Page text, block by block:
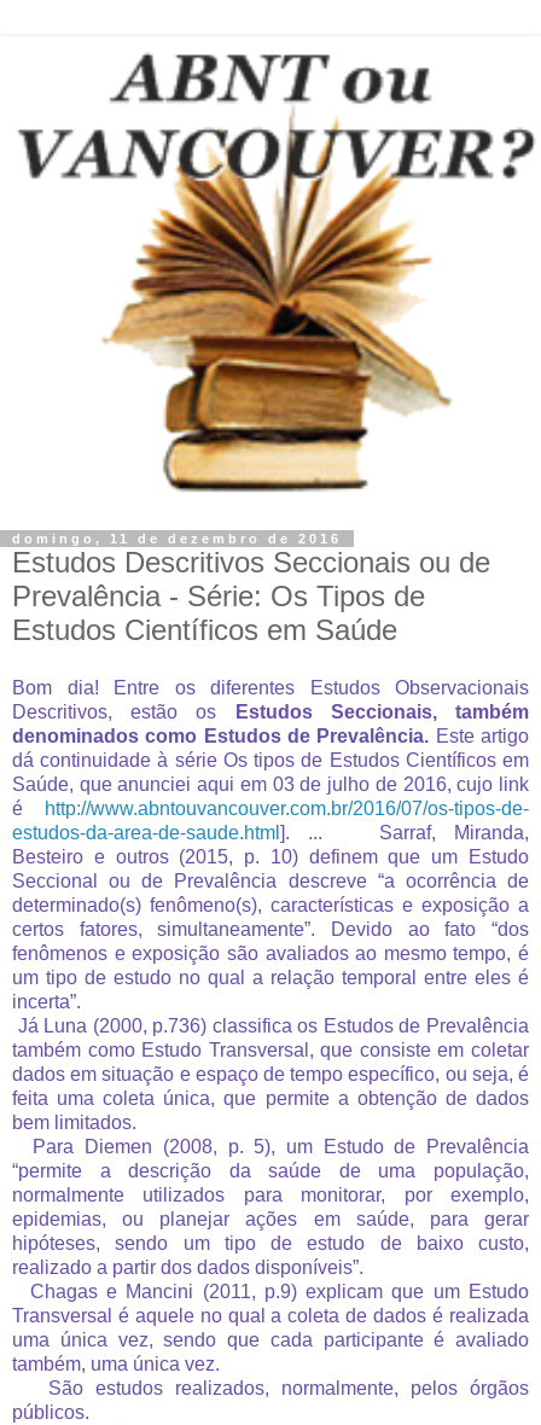
domingo, 11 de dezembro de 2016
Estudos Descritivos Seccionais ou de
Prevalência - Série: Os Tipos de
Estudos Científicos em Saúde
Bom dia! Entre os diferentes Estudos Observacionais
Descritivos, estão os
Estudos Seccionais, também
denominados como Estudos de Prevalência. Este artigo
dá continuidade à série Os tipos de Estudos Científicos em
Saúde, que anunciei aqui em 03 de julho de 2016, cujo link
é
http://www.abntouvancouver.com.br/2016/07/os-tipos-de-
estudos-da-area-de-saude.html ]. ... Sarraf, Miranda,
Besteiro e outros (2015, p. 10) definem que um Estudo
Seccional ou de Prevalência descreve “a ocorrência de
determinado(s) fenômeno(s), características e exposição a
certos fatores, simultaneamente”. Devido ao fato “dos
fenômenos e exposição são avaliados ao mesmo tempo, é
um tipo de estudo no qual a relação temporal entre eles é
incerta”.
Já Luna (2000, p.736) classifica os Estudos de Prevalência
também como Estudo Transversal, que consiste em coletar
dados em situação e espaço de tempo específico, ou seja, é
feita uma coleta única, que permite a obtenção de dados
bem limitados.
Para Diemen (2008, p. 5), um Estudo de Prevalência
“permite a descrição da saúde de uma população,
normalmente utilizados para monitorar, por exemplo,
epidemias, ou planejar ações em saúde, para gerar
hipóteses, sendo um tipo de estudo de baixo custo,
realizado a partir dos dados disponíveis”.
Chagas e Mancini (2011, p.9) explicam que um Estudo
Transversal é aquele no qual a coleta de dados é realizada
uma única vez, sendo que cada participante é avaliado
também, uma única vez.
São estudos realizados, normalmente, pelos órgãos
públicos.